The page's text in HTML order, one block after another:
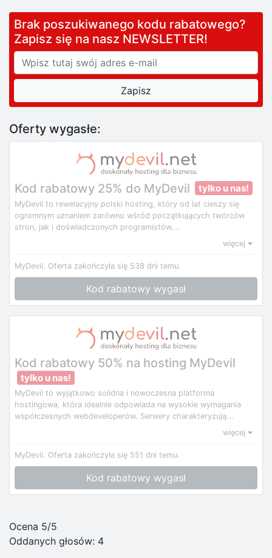
Brak poszukiwanego kodu rabatowego?
Zapisz się na nasz NEWSLETTER!
Oferty wygasłe:
Kod rabatowy 25% do MyDevil tylko u nas!
MyDevil to rewelacyjny polski hosting, który od lat cieszy się
ogromnym uznaniem zarówno wśród początkujących twórców
stron, jak i doświadczonych programistów....
więcej
MyDevil. Oferta zakończyła się 538 dni temu.
Kod rabatowy wygasł
Kod rabatowy 50% na hosting MyDevil
tylko u nas!
MyDevil to wyjątkowo solidna i nowoczesna platforma
hostingowa, która idealnie odpowiada na wysokie wymagania
współczesnych webdeveloperów. Serwery charakteryzują...
więcej
MyDevil. Oferta zakończyła się 551 dni temu.
Kod rabatowy wygasł
Ocena 5/5
Oddanych głosów: 4